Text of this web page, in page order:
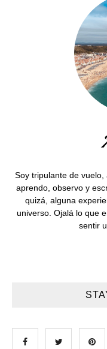
Soy tripulante de
aprendo, observo y
quizá, alguna
universo. Ojalá lo que
sentir